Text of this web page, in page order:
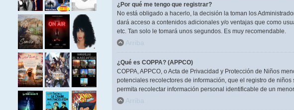
¿Por qué me tengo que registrar?
No está obligado a hacerlo, la decisión la toman los
dará acceso a contenidos adicionales y/o ventajas que como
etc. Tan solo le tomará unos segundos. Es muy recomendable.
Arriba
¿Qué es COPPA? (APPCO)
COPPA, APPCO, o Acta de Privacidad y Protección de Niños
potenciales recolectores de información, que el registro de
permita recolectar información personal identificable de un
Arriba